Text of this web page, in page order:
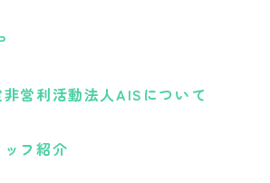
非営利活動法人AISについて
ッフ紹介